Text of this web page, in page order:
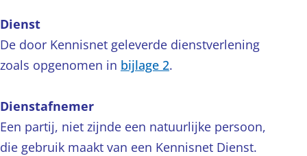
Dienst
De door Kennisnet geleverde dienstverlening
zoals opgenomen in bijlage 2.
Dienstafnemer
Een partij, niet zijnde een natuurlijke persoon,
die gebruik maakt van een Kennisnet Dienst.